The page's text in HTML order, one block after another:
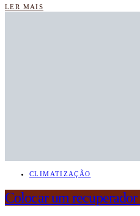
LER MAIS
CLIMATIZAÇÃO
Colocar um